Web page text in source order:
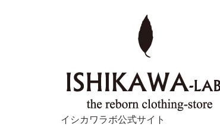
イシカワラボ公式サイト